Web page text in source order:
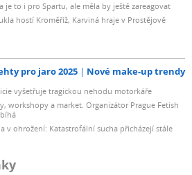
je to i pro Spartu, ale měla by ještě zareagovat
hostí Kroměříž, Karviná hraje v Prostějově
pro jaro 2025 Nové make-up trendy
vyšetřuje tragickou nehodu motorkáře
workshopy a market. Organizátor Prague Fetish
v ohrožení: Katastrofální sucha přicházejí stále